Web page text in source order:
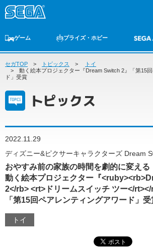
ゲーム
ゲームTOP 家庭用ゲーム
プライズ・ホビー
プライズ トイ S-FIRE
ゲーム
家庭用ゲーム
スマホゲーム
プライズ・ホビー
S-FIRE
セガ ラッキーくじ
セガ ラッキーくじ オンライン
物販
アニメ
ダーツ
トピックス
セガTOP トピックス
トイ
動く絵本プロジェクター『Dream Switch 2』「第15
ド」受賞
トピックス
2022.11.29
ディズニー&ピクサーキャラクターズ Dream
おやすみ前の家族の時間を劇的に変える
動く絵本プロジェクター『
2</rb> <rt>ドリームスイッチ ツー</
「第15回ペアレンティングアワード」受
トイ